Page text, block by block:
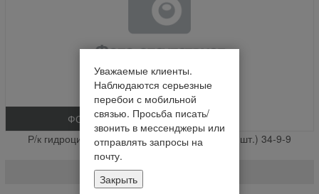
ФОТО
Р/к гидроцилиндра подъема жатки (кольцо 4 шт.) 34-9-9
НИВА
Уважаемые клиенты.
Наблюдаются серьезные
перебои с мобильной
связью. Просьба писать/
звонить в мессенджеры или
отправлять запросы на
почту.
Закрыть